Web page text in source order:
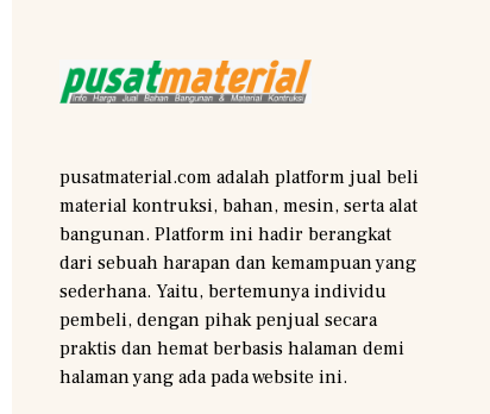
pusatmaterial.com adalah platform jual beli
material kontruksi, bahan, mesin, serta alat
bangunan. Platform ini hadir berangkat
dari sebuah harapan dan kemampuan yang
sederhana. Yaitu, bertemunya individu
pembeli, dengan pihak penjual secara
praktis dan hemat berbasis halaman demi
halaman yang ada pada website ini.